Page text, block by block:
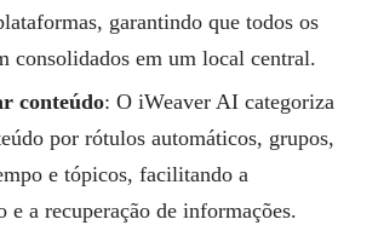
garantindo que todos os
consolidados em um local central.
conteúdo: O iWeaver AI categoriza
por rótulos automáticos, grupos,
e tópicos, facilitando a
e a recuperação de informações.